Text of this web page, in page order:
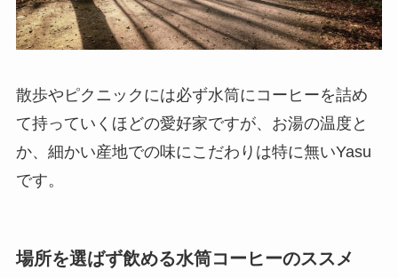
散歩やピクニックには必ず水筒にコーヒーを詰め
て持っていくほどの愛好家ですが、お湯の温度と
か、細かい産地での味にこだわりは特に無いYasu
です。
場所を選ばず飲める水筒コーヒーのススメ